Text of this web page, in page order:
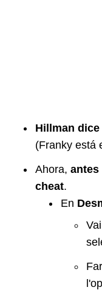
Hillman
(Franky está
Ahora, antes
cheat.
En